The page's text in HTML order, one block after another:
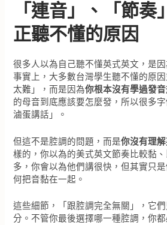
「連音」、「節奏
正聽不懂的原因
很多人以為自己聽不懂英式英文，是
事實上，大多數台灣學生聽不懂的原
太難」，而是因為你根本沒有學過發音
的母音到底應該要怎麼發，所以很多
滷蛋講話」。
但這不是腔調的問題，而是你沒有理
樣的，你以為的美式英文節奏比較黏
多，你會以為他們講很快，但其實只
何把音黏在一起。
這些細節，「跟腔調完全無關」，它
分。不管你最後選擇哪一種腔調，你